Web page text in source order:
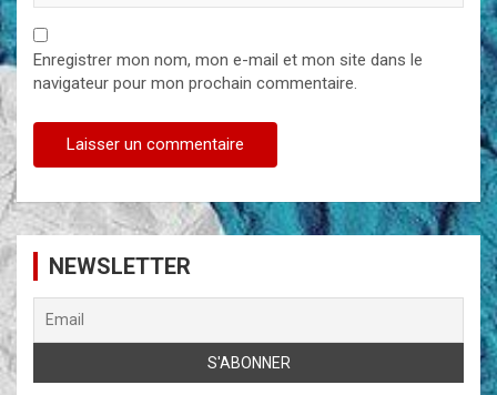
Enregistrer mon nom, mon e-mail et mon site dans le
navigateur pour mon prochain commentaire.
NEWSLETTER